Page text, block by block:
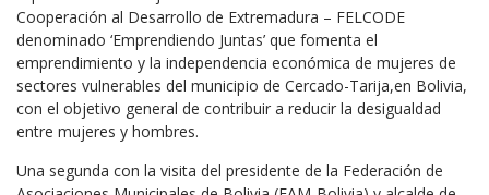
Cooperación al Desarrollo de Extremadura – FELCODE
denominado ‘Emprendiendo Juntas’ que fomenta el
emprendimiento y la independencia económica de mujeres de
sectores vulnerables del municipio de Cercado-Tarija,en Bolivia,
con el objetivo general de contribuir a reducir la desigualdad
entre mujeres y hombres.
Una segunda con la visita del presidente de la Federación de